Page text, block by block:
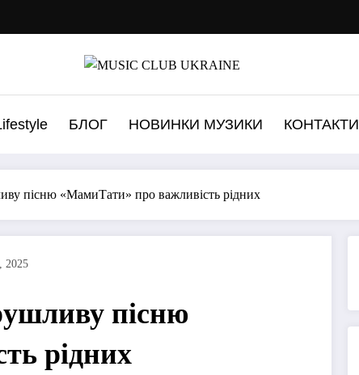
БЛОГ НОВИНКИ МУЗИКИ КОНТАКТИ
пісню «МамиТати» про важливість рідних
2025
пісню
рідних